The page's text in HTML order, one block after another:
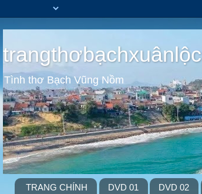
trangthơbạchxuânlộc
Tình thơ Bạch Vũng Nồm
TRANG CHÍNH DVD 01 DVD 02